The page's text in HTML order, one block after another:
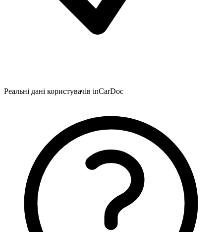
Реальні дані користувачів inCarDoc